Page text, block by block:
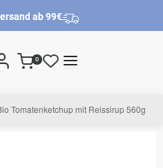
ab 99€
0
Tomatenketchup mit Reissirup 560g